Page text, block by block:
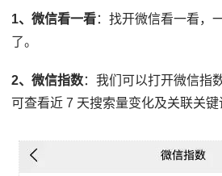
1、微信看一看：找开微信看一看，
了。
2、微信指数：我们可以打开微信指
可查看近 7 天搜索量变化及关联关键